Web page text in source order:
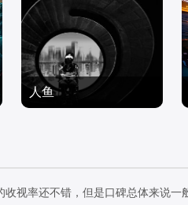
人鱼
2022/大陆
视率还不错，但是口碑总体来说